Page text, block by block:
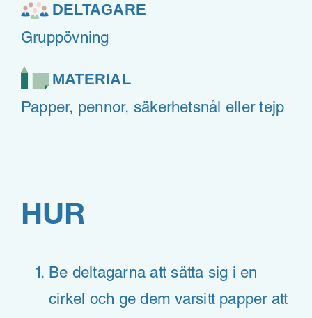
DELTAGARE
Gruppövning
MATERIAL
Papper, pennor, säkerhetsnål eller tejp
HUR
Be deltagarna att sätta sig i en
cirkel och ge dem varsitt papper att